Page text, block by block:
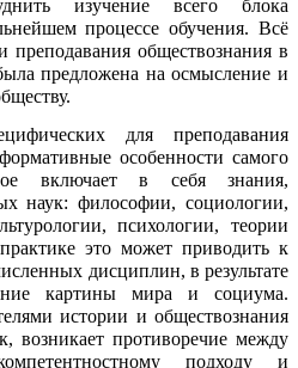
изучение всего блока
процессе обучения. Всё
обществознания в
предложена на осмысление и
для преподавания
особенности самого
включает в себя знания,
наук: философии, социологии,
психологии, теории
это может приводить к
дисциплин, в результате
картины мира и социума.
истории и обществознания
возникает противоречие между
подходу и